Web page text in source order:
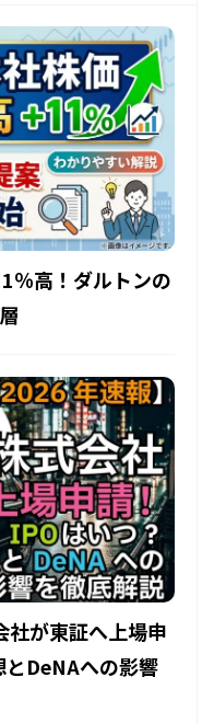
％高！ダルトンの
社が東証へ上場申
DeNAへの影響